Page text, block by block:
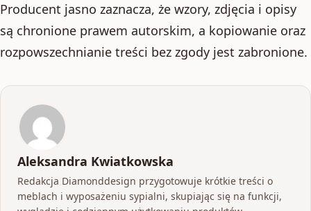
Producent jasno zaznacza, że wzory, zdjęcia i opisy
są chronione prawem autorskim, a kopiowanie oraz
rozpowszechnianie treści bez zgody jest zabronione.
Aleksandra Kwiatkowska
Redakcja Diamonddesign przygotowuje krótkie treści o
meblach i wyposażeniu sypialni, skupiając się na funkcji,